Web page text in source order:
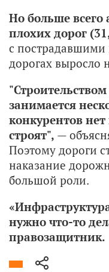
Но больше всего
плохих дорог
с
дорогах выросло
занимается
конкурентов
строят", —
Поэтому дороги
наказание
большой роли.
нужно что-то
правозащитник.